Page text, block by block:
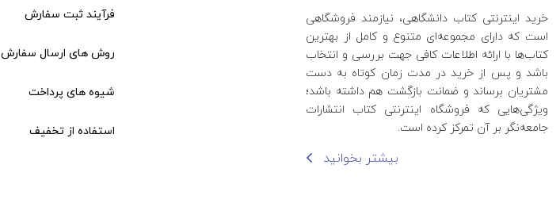
خرید اینترنتی کتاب‌ دانشگاهی، نیازمند فروشگاهی
است که دارای مجموعه‌ای متنوع و کامل از بهترین
کتاب‌ها با ارائه اطلاعات کافی جهت بررسی و انتخاب
باشد و پس از خرید در مدت زمان کوتاه به دست
مشتریان برساند و ضمانت بازگشت هم داشته باشد؛
ویژگی‌هایی که فروشگاه اینترنتی کتاب انتشارات
جامعه‌نگر بر آن تمرکز کرده است.
بیشتر بخوانید
فرآیند ثبت سفارش
روش های ارسال سفارش
شیوه های پرداخت
استفاده از تخفیف